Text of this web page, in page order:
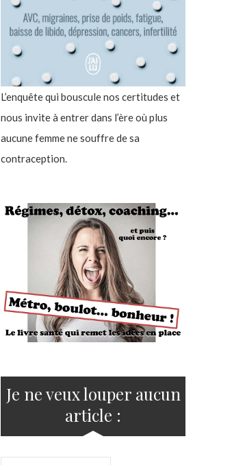
L’enquête qui bouscule nos certitudes et
nous invite à entrer dans l’ère où plus
aucune femme ne souffre de sa
contraception.
Je ne veux louper aucun
article :